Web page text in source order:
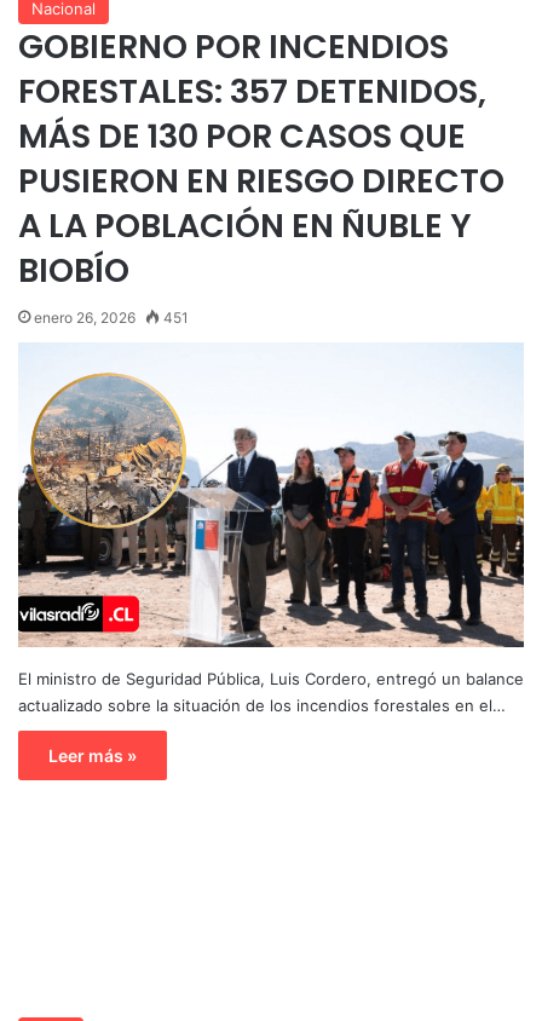
Nacional
GOBIERNO POR INCENDIOS
FORESTALES: 357 DETENIDOS,
MÁS DE 130 POR CASOS QUE
PUSIERON EN RIESGO DIRECTO
A LA POBLACIÓN EN ÑUBLE Y
BIOBÍO
enero 26, 2026 451
El ministro de Seguridad Pública, Luis Cordero, entregó un balance
actualizado sobre la situación de los incendios forestales en el…
Leer más »